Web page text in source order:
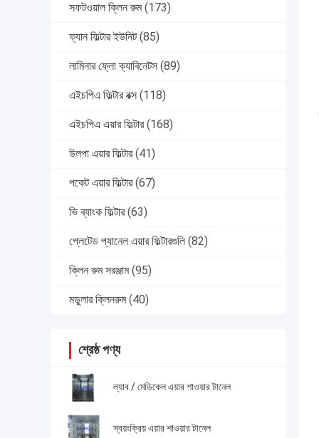
সফটওয়াল ক্লিন রুম (173)
ফ্যান ফিল্টার ইউনিট (85)
লামিনার ফ্লো ক্যাবিনেটস (89)
এইচপিএ ফিল্টার বক্স (118)
এইচপিএ এয়ার ফিল্টার (168)
উলপা এয়ার ফিল্টার (41)
পকেট এয়ার ফিল্টার (67)
ভি ব্যাংক ফিল্টার (63)
প্লেটেড প্যানেল এয়ার ফিল্টারগুলি (82)
ক্লিন রুম সরঞ্জাম (95)
মডুলার ক্লিনরুম (40)
শ্রেষ্ঠ পণ্য
ল্যাব / মেডিকেল এয়ার শাওয়ার টানেল
স্বয়ংক্রিয় এয়ার শাওয়ার টানেল